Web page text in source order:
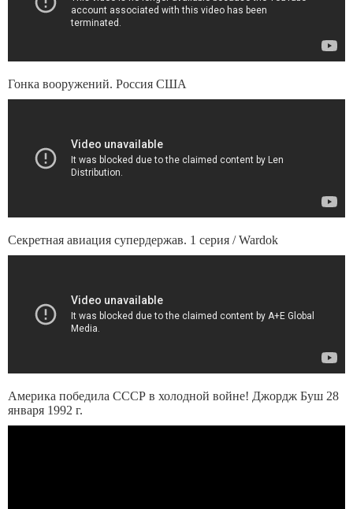
Гонка вооружений. Россия США
Секретная авиация супердержав. 1 серия / Wardok
Америка победила СССР в холодной войне! Джордж Буш 28
января 1992 г.